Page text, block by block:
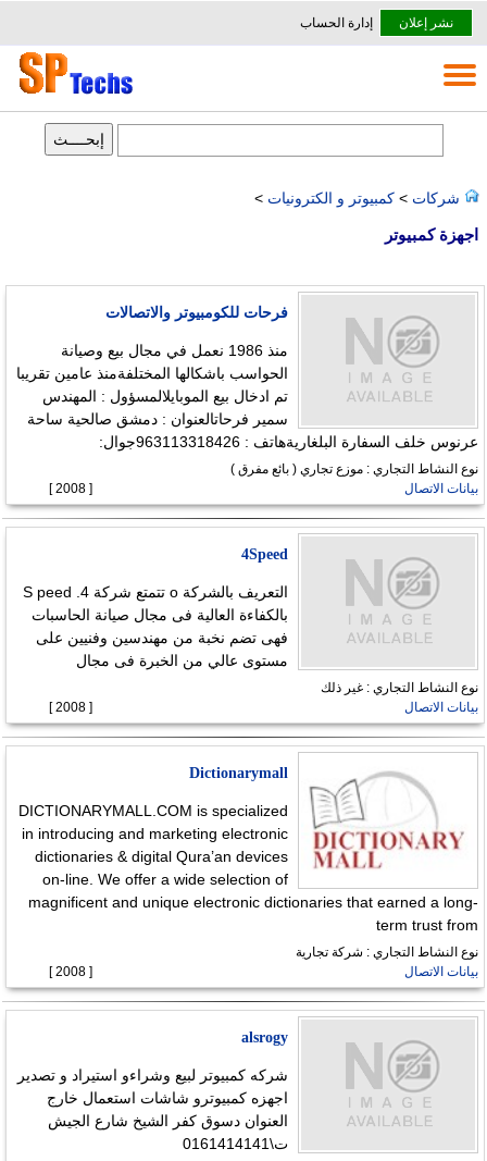
نشر إعلان إدارة الحساب
شركات>كمبيوتر و الكترونيات >
اجهزة كمبيوتر
فرحات للكومبيوتر والاتصالات
منذ 1986 نعمل في مجال بيع وصيانة
الحواسب باشكالها المختلفةمنذ عامين تقريبا
تم ادخال بيع الموبايلالمسؤول : المهندس
سمير فرحاتالعنوان : دمشق صالحية ساحة
عرنوس خلف السفارة البلغاريةهاتف : 963113318426جوال:
نوع النشاط التجاري : موزع تجاري ( بائع مفرق )
بيانات الاتصال
[ 2008 ]
4Speed
التعريف بالشركة o تتمتع شركة 4. S peed
بالكفاءة العالية فى مجال صيانة الحاسبات
فهى تضم نخبة من مهندسين وفنيين على
مستوى عالي من الخبرة فى مجال
نوع النشاط التجاري : غير ذلك
بيانات الاتصال
[ 2008 ]
Dictionarymall
DICTIONARYMALL.COM is specialized
in introducing and marketing electronic
dictionaries & digital Qura’an devices
on-line. We offer a wide selection of
magnificent and unique electronic dictionaries that earned a long-
term trust from
نوع النشاط التجاري : شركة تجارية
بيانات الاتصال
[ 2008 ]
alsrogy
شركه كمبيوتر لبيع وشراءو استيراد و تصدير
اجهزه كمبيوترو شاشات استعمال خارج
العنوان دسوق كفر الشيخ شارع الجيش
ت\0161414141